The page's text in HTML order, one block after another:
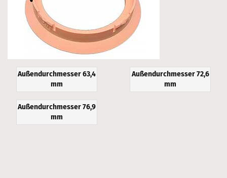
Außendurchmesser 63,4
mm
Außendurchmesser 72,6
mm
Außendurchmesser 76,9
mm